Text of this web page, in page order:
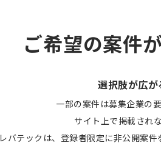
ご希望の案件
選択肢が広が
一部の案件は募集企業の
サイト上で掲載され
レバテックは、登録者限定に非公開案